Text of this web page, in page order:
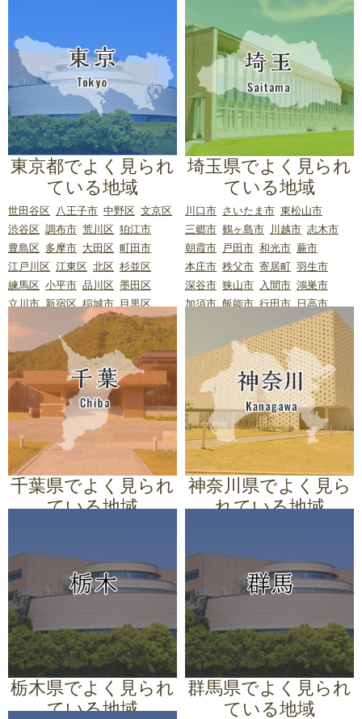
東京都でよく見られ
ている地域
世田谷区 八王子市 中野区
文京区
渋谷区
調布市 荒川区
狛江市
豊島区
多摩市 大田区
町田市
江戸川区
江東区 北区
杉並区
練馬区
小平市 品川区
墨田区
立川市 新宿区 稲城市 目黒区
台東区
日野市 板橋区
小金井市 港区
国分寺市
東村山市
清瀬市 中央区
府中市
東久留米市
足立区 西東京市
千代田区
埼玉県でよく見られ
ている地域
川口市 さいたま市 東松山市
三郷市 鶴ヶ島市 川越市 志木市
朝霞市
戸田市 和光市
蕨市
本庄市 秩父市 寄居町
羽生市
深谷市 狭山市 入間市 鴻巣市
加須市 飯能市 行田市 日高市
草加市
越谷市
蓮田市 所沢市 三芳町
久喜市 八潮市 幸手市 坂戸市
富士見市 熊谷市 白岡市
小川町
春日部市
毛呂山町 美里町
桶川市
上尾市
伊奈町 ときがわ町 新座市
皆野町
嵐山町
千葉県でよく見られ
ている地域
旭市
習志野市 富里市
白井市
神奈川県でよく見ら
れている地域
秦野市
伊勢原市 海老名市
南足柄市 綾瀬市 座間市
厚木市
栃木県でよく見られ
ている地域
群馬県でよく見られ
ている地域